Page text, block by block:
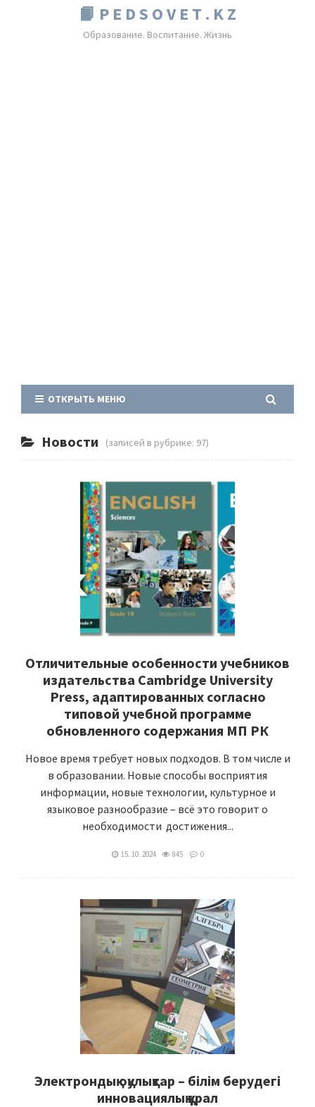
📙 P E D S O V E T . K Z
Образование. Воспитание. Жизнь
ОТКРЫТЬ МЕНЮ
Новости (записей в рубрике: 97)
Отличительные особенности учебников
издательства Cambridge University
Press, адаптированных согласно
типовой учебной программе
обновленного содержания МП РК
Новое время требует новых подходов. В том числе и
в образовании. Новые способы восприятия
информации, новые технологии, культурное и
языковое разнообразие – всё это говорит о
необходимости достижения...
15. 10. 2024 845 0
Электрондық оқулықтар – білім берудегі
инновациялық құрал